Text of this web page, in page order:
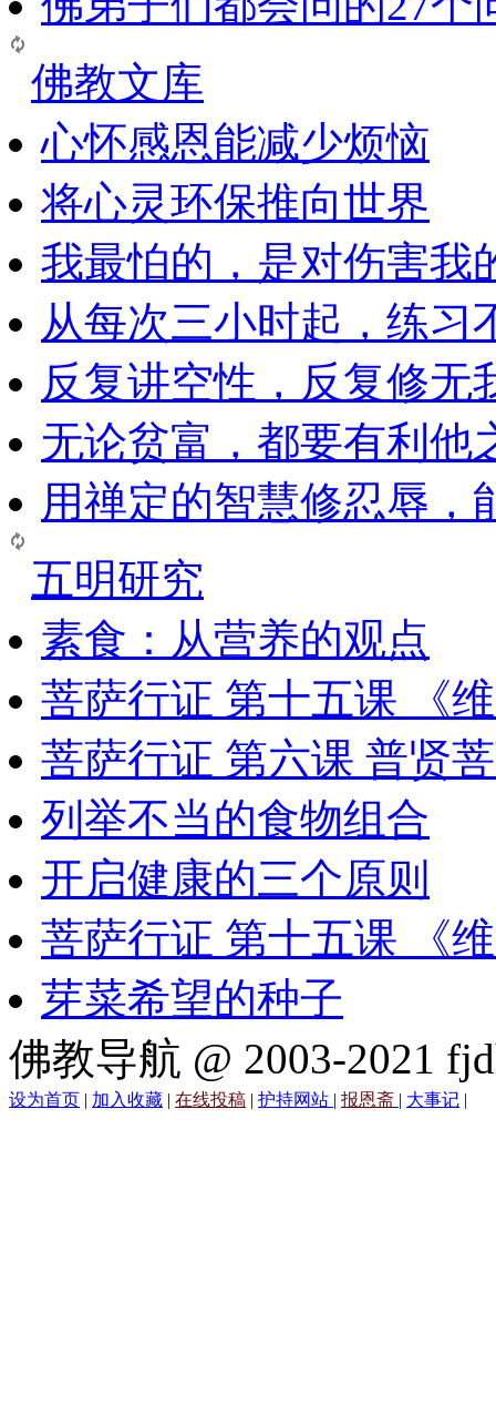
佛教文库
心怀感恩能减少烦恼
将心灵环保推向世界
我最怕的，是对伤害我
从每次三小时起，练习
反复讲空性，反复修无
无论贫富，都要有利他
用禅定的智慧修忍辱，
五明研究
素食：从营养的观点
菩萨行证 第十五课 《
菩萨行证 第六课 普贤
列举不当的食物组合
开启健康的三个原则
菩萨行证 第十五课 《
芽菜希望的种子
佛教导航 @ 2003-2021
设为首页 | 加入收藏 | 在线投稿 | 护持网站 | 报恩斋 | 大事记 |